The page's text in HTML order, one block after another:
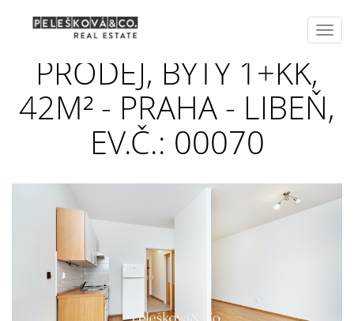
PRODEJ, BYTY 1+KK,
42M² - PRAHA - LIBEŇ,
EV.Č.: 00070